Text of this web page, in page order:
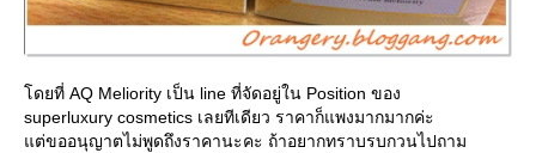
ดยที่ AQ Meliority เป็น line ที่จัดอยู่ใน Position ของ
superluxury cosmetics เลยทีเดียว ราคาก็แพงมากมากค่ะ
ต่ขออนุญาตไม่พูดถึงราคานะคะ ถ้าอยากทราบรบกวนไปถาม